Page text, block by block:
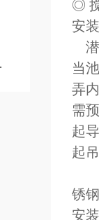
◎
安
潜
当
弄
需
起
起
锈
安